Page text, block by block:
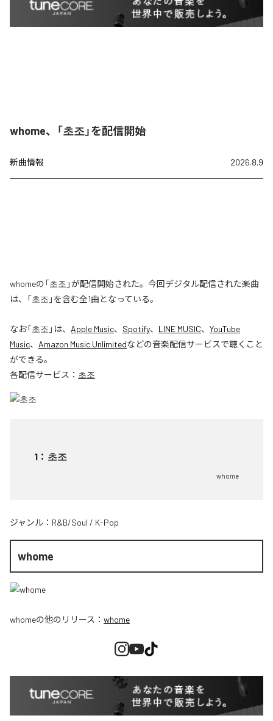
whome、「초조」を配信開始
新曲情報 2026.8.9
whomeの「초조」が配信開始された。今回デジタル配信された楽曲
は、「초조」を含む全1曲となっている。
なお「초조 」は、 Apple Music、 Spotify、 LINE MUSIC、 YouTube
Music、 Amazon Music Unlimitedなどの音楽配信サービスで聴くこと
ができる。
各配信サービス： 초조
1 ： 초조
whome
ジャンル： R&B/Soul / K-Pop
whome
whomeの他のリリース： whome